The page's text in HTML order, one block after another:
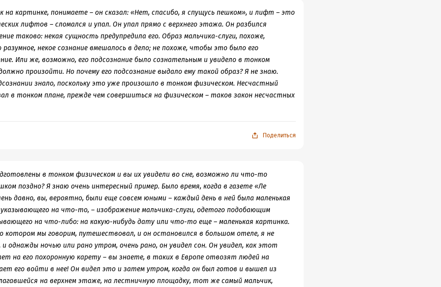
на картинке, понимаете – он сказал: «Нет, спасибо, я спущусь пешком», и лифт – это
лифтов – сломался и упал. Он упал прямо с верхнего этажа. Он разбился
таково: некая сущность предупредила его. Образ мальчика-слуги, похоже,
некое сознание вмешалось в дело; не похоже, чтобы это было его
Или же, возможно, его подсознание было сознательным и увидело в тонком
произойти. Но почему его подсознание выдало ему такой образ? Я не знаю.
знало, поскольку это уже произошло в тонком физическом. Несчастный
в тонком плане, прежде чем совершиться на физическом – таков закон несчастных
Поделиться
в тонком физическом и вы их увидели во сне, возможно ли что-то
поздно? Я знаю очень интересный пример. Было время, когда в газете «Ле
давно, вы, вероятно, были еще совсем юными – каждый день в ней была маленькая
на что-то, – изображение мальчика-слуги, одетого подобающим
на что-либо: на какую-нибудь дату или что-то еще – маленькая картинка.
котором мы говорим, путешествовал, и он остановился в большом отеле, я не
и однажды ночью или рано утром, очень рано, он увидел сон. Он увидел, как этот
на его похоронную карету – вы знаете, в таких в Европе отвозят людей на
его войти в нее! Он видел это и затем утром, когда он был готов и вышел из
на верхнем этаже, на лестничную площадку, тот же самый мальчик,